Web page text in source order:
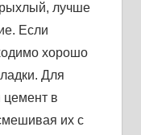
рыхлый, лучше
Если
хорошо
Для
цемент в
их с